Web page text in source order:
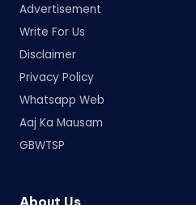
Advertisement
Write For Us
Disclaimer
Privacy Policy
Whatsapp Web
Aaj Ka Mausam
GBWTSP